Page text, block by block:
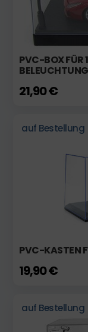
PVC-BOX FÜR
21,90 €
auf Bestellung
PVC-KASTEN
19,90 €
auf Bestellung